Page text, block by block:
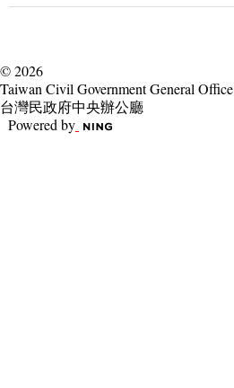
© 2026
Taiwan Civil Government General Office
台灣民政府中央辦公廳
Powered by